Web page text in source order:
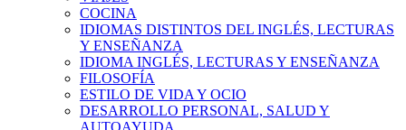
COCINA
IDIOMAS DISTINTOS DEL INGLÉS, LECTURAS
Y ENSEÑANZA
IDIOMA INGLÉS, LECTURAS Y ENSEÑANZA
FILOSOFÍA
ESTILO DE VIDA Y OCIO
DESARROLLO PERSONAL, SALUD Y
AUTOAYUDA